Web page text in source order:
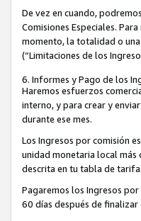
De vez en cuando,
Comisiones Especiales.
momento, la totalidad o
(“Limitaciones de los
6. Informes y Pago de los
Haremos esfuerzos
interno, y para crear y
durante ese mes.
Los Ingresos por comisión
unidad monetaria local más
descrita en tu tabla de
Pagaremos los Ingresos
60 días después de finalizar